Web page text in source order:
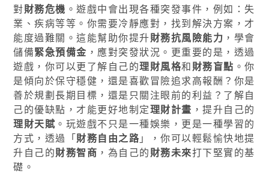
對財務危機 。遊戲中會出現各種突發事件，例如：失
業、疾病等等。你需要冷靜應對，找到解決方案，才
能度過難關。這能幫助你提升財務抗風險能力 ，學會
儲備緊急預備金 ，應對突發狀況。更重要的是，透過
遊戲，你可以更了解自己的理財風格和財務盲點 。你
是傾向於保守穩健，還是喜歡冒險追求高報酬？你是
善於規劃長期目標，還是只關注眼前的利益？了解自
己的優缺點，才能更好地制定理財計畫 ，提升自己的
理財天賦 。玩遊戲不只是一種娛樂，更是一種學習的
方式，透過「財務自由之路」，你可以輕鬆愉快地提
升自己的財務智商 ，為自己的財務未來打下堅實的基
礎。